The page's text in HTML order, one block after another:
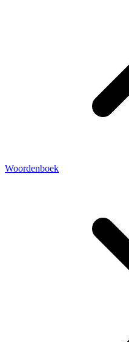
Woordenboek